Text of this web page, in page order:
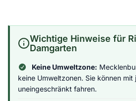
Wichtige Hinweise für
Damgarten
Keine Umweltzone:
keine Umweltzonen. Sie können mit
uneingeschränkt fahren.